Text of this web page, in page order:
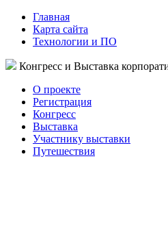
Главная
Карта сайта
Технологии и ПО
Конгресс и Выставка
О проекте
Регистрация
Конгресс
Выставка
Участнику выставки
Путешествия